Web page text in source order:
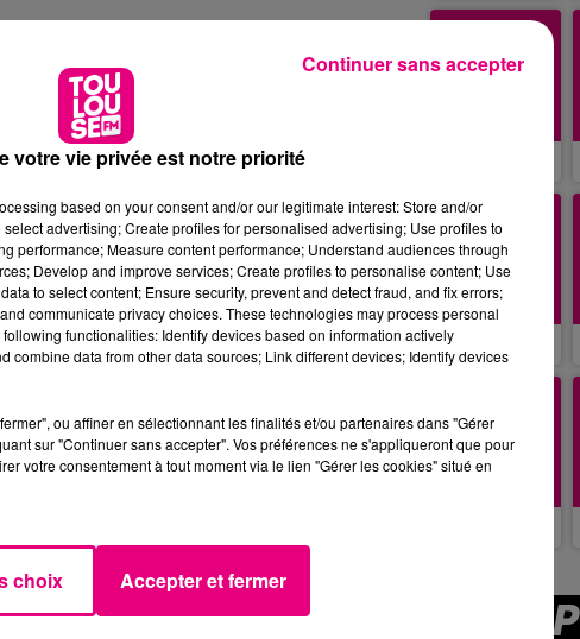
Balance
LE TOP
votre vie privée est notre priorité
based on your consent and/or our legitimate interest: Store and/or
advertising; Create profiles for personalised advertising; Use profiles to
performance; Measure content performance; Understand audiences through
Develop and improve services; Create profiles to personalise content; Use
to select content; Ensure security, prevent and detect fraud, and fix errors;
communicate privacy choices. These technologies may process personal
functionalities: Identify devices based on information actively
combine data from other data sources; Link different devices; Identify devices
ou affiner en sélectionnant les finalités et/ou partenaires dans "Gérer
sur "Continuer sans accepter". Vos préférences ne s'appliqueront que pour
votre consentement à tout moment via le lien "Gérer les cookies" situé en
choix Accepter et fermer
Continuer sans accepter